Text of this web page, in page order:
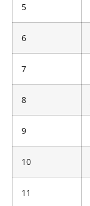
5
6
7
8
9
10
11